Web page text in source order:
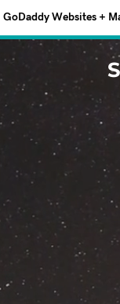
GoDaddy Websites +